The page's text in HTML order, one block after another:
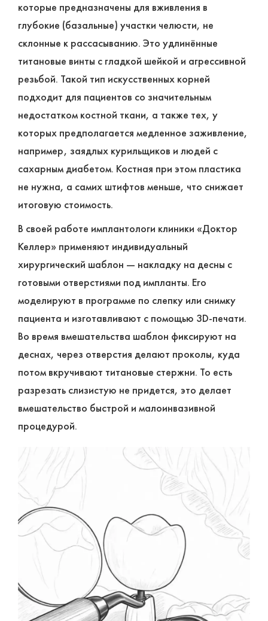
которые предназначены для вживления в
глубокие (базальные) участки челюсти, не
склонные к рассасыванию. Это удлинённые
титановые винты с гладкой шейкой и агрессивной
резьбой. Такой тип искусственных корней
подходит для пациентов со значительным
недостатком костной ткани, а также тех, у
которых предполагается медленное заживление,
например, заядлых курильщиков и людей с
сахарным диабетом. Костная при этом пластика
не нужна, а самих штифтов меньше, что снижает
итоговую стоимость.
В своей работе имплантологи клиники «Доктор
Келлер» применяют индивидуальный
хирургический шаблон ― накладку на десны с
готовыми отверстиями под импланты. Его
моделируют в программе по слепку или снимку
пациента и изготавливают с помощью 3D-печати.
Во время вмешательства шаблон фиксируют на
деснах, через отверстия делают проколы, куда
потом вкручивают титановые стержни. То есть
разрезать слизистую не придется, это делает
вмешательство быстрой и малоинвазивной
процедурой.